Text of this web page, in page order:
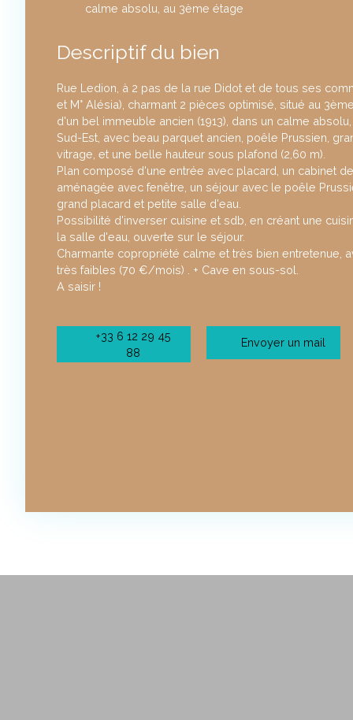
calme absolu, au 3ème étage
Descriptif du bien
Rue Ledion, à 2 pas de la rue Didot et de tous ses
et M° Alésia), charmant 2 pièces optimisé, situé au
d'un bel immeuble ancien (1913), dans un calme
Sud-Est, avec beau parquet ancien, poêle Prussien,
vitrage, et une belle hauteur sous plafond (2,60 m).
Plan composé d'une entrée avec placard, un cabinet
aménagée avec fenêtre, un séjour avec le poêle
grand placard et petite salle d'eau.
Possibilité d'inverser cuisine et sdb, en créant une
la salle d'eau, ouverte sur le séjour.
Charmante copropriété calme et très bien entretenue,
très faibles (70 €/mois) . + Cave en sous-sol.
A saisir !
+33 6 12 29 45
88
Envoyer un mail